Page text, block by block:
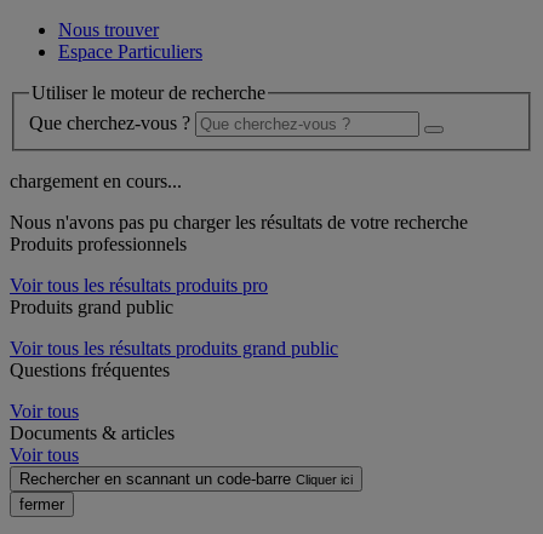
Nous trouver
Espace Particuliers
Utiliser le moteur de recherche
Que cherchez-vous ?
chargement en cours...
Nous n'avons pas pu charger les résultats de votre recherche
Produits professionnels
Voir tous les résultats produits pro
Produits grand public
Voir tous les résultats produits grand public
Questions fréquentes
Voir tous
Documents & articles
Voir tous
Rechercher en scannant un code-barre Cliquer ici
fermer